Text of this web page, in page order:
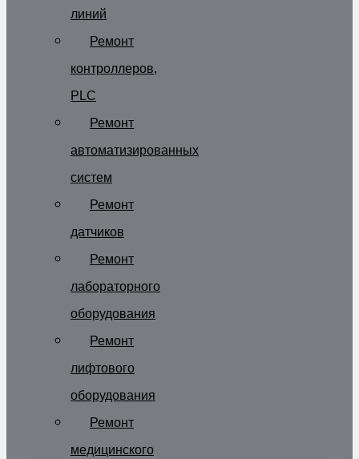
линий
Ремонт
контроллеров,
PLC
Ремонт
автоматизированных
систем
Ремонт
датчиков
Ремонт
лабораторного
оборудования
Ремонт
лифтового
оборудования
Ремонт
медицинского